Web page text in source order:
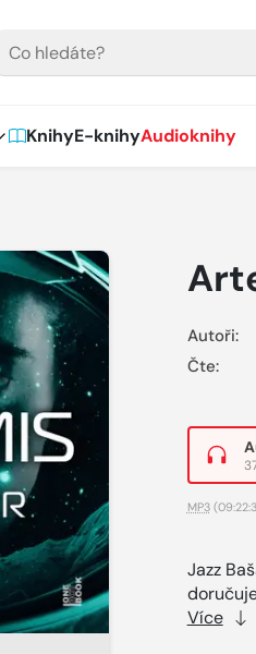
KnihyE-knihyAudioknihy
Autoři:
Čte:
MP3
Jazz
Více